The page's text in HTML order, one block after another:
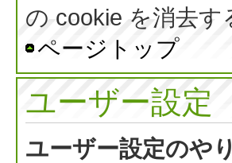
の cookie を消去
ページトップ
ユーザー設定
ユーザー設定のや